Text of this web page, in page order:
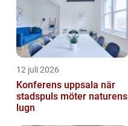
12 juli 2026
Konferens uppsala när
stadspuls möter naturens
lugn